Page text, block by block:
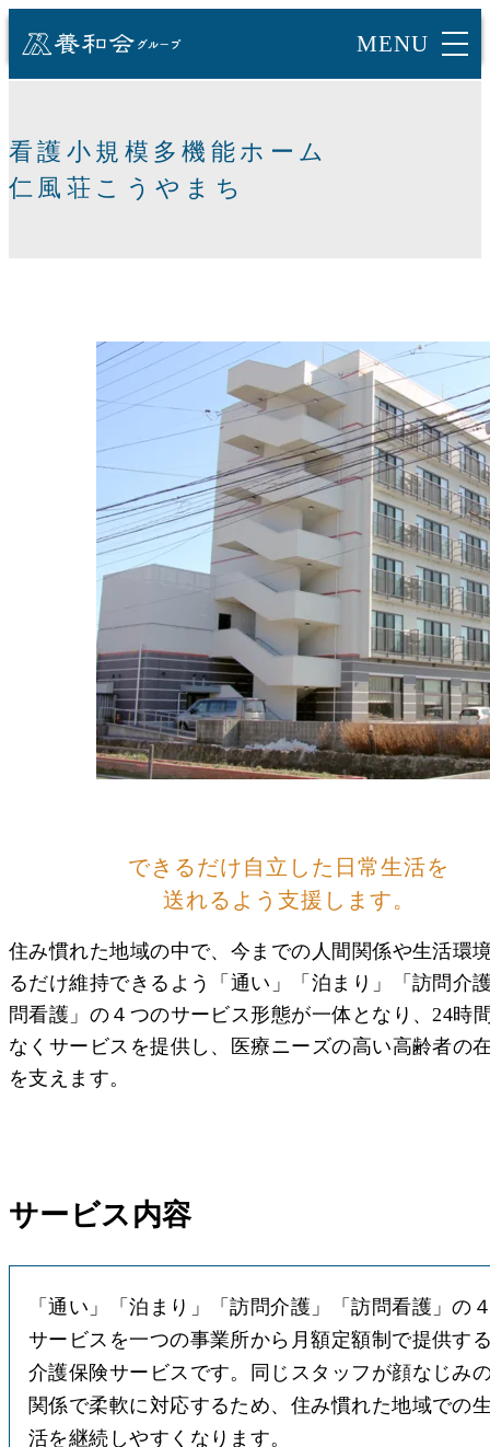
看護小規模多機能ホーム
仁風荘こうやまち
できるだけ自立した日常生活を
送れるよう支援します。
住み慣れた地域の中で、今までの人間関係や生活環
るだけ維持できるよう「通い」「泊まり」「訪問介
問看護」の４つのサービス形態が一体となり、24時
なくサービスを提供し、医療ニーズの高い高齢者の
を支えます。
サービス内容
「通い」「泊まり」「訪問介護」「訪問看護」の
サービスを一つの事業所から月額定額制で提供す
介護保険サービスです。同じスタッフが顔なじみ
関係で柔軟に対応するため、住み慣れた地域での